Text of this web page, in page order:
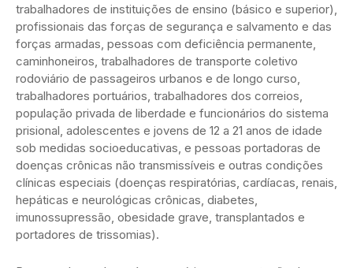
trabalhadores de instituições de ensino (básico e superior),
profissionais das forças de segurança e salvamento e das
forças armadas, pessoas com deficiência permanente,
caminhoneiros, trabalhadores de transporte coletivo
rodoviário de passageiros urbanos e de longo curso,
trabalhadores portuários, trabalhadores dos correios,
população privada de liberdade e funcionários do sistema
prisional, adolescentes e jovens de 12 a 21 anos de idade
sob medidas socioeducativas, e pessoas portadoras de
doenças crônicas não transmissíveis e outras condições
clínicas especiais (doenças respiratórias, cardíacas, renais,
hepáticas e neurológicas crônicas, diabetes,
imunossupressão, obesidade grave, transplantados e
portadores de trissomias).